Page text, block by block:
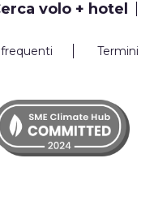
volo + hotel